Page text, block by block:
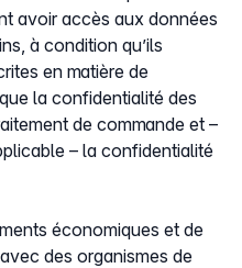
avoir accès aux données
à condition qu’ils
en matière de
la confidentialité des
de commande et –
– la confidentialité
économiques et de
des organismes de